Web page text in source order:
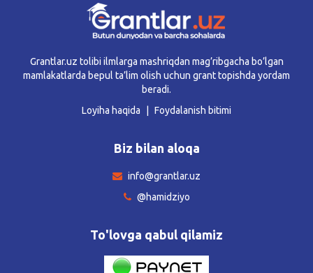
Grantlar.uz tolibi ilmlarga mashriqdan mag’ribgacha bo’lgan
mamlakatlarda bepul ta’lim olish uchun grant topishda yordam
beradi.
Loyiha haqida
Foydalanish bitimi
Biz bilan aloqa
info@grantlar.uz
@hamidziyo
To'lovga qabul qilamiz